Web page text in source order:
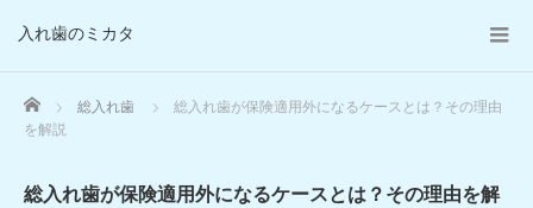
入れ歯のミカタ
Home 総入れ歯
総入れ歯が保険適用外になるケースとは？その理由
を解説
総入れ歯が保険適用外になるケースとは？その理由を解